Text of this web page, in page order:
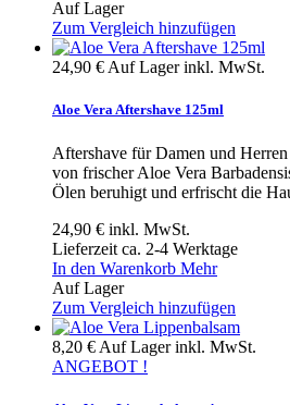
Auf Lager
Zum Vergleich hinzufügen
24,90 € Auf Lagerinkl. MwSt.
Aloe Vera Aftershave 125ml
Aftershave für Damen und
von frischer Aloe Vera
Ölen beruhigt und erfrischt die
24,90 € inkl. MwSt.
Lieferzeit ca. 2-4 Werktage
In den Warenkorb Mehr
Auf Lager
Zum Vergleich hinzufügen
8,20 € Auf Lagerinkl. MwSt.
ANGEBOT !